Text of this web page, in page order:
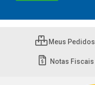
Meus Pedidos
Notas Fiscais